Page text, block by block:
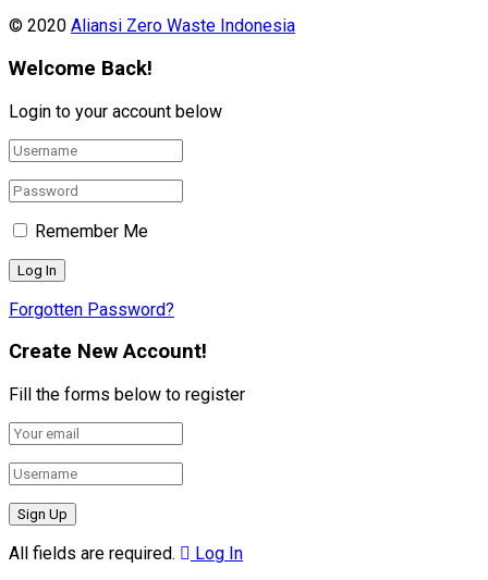
© 2020 Aliansi Zero Waste Indonesia
Welcome Back!
Login to your account below
Remember Me
Forgotten Password?
Create New Account!
Fill the forms below to register
All fields are required. Log In